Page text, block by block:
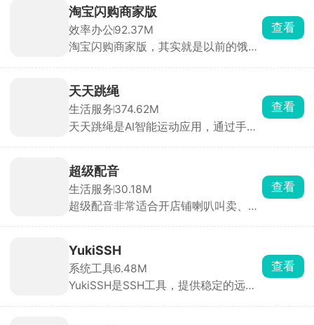
像、名字、性格、背景、开场白都支持
自定义。操作简单，适合解压、倾诉、
玩角色扮演。
淘宝闪购商家版
效率办公92.37M
淘宝闪购商家版，其实就是以前的饿了
板，可以用它打理线上店铺。货品上
架、改价格、改库存、开关门店营业全
都手机随手搞定，也能自己装修线上店
铺页面。平台自带满减、优惠券、特价
的客源，新店经常有免佣金、流量扶持
的福利。
查看
天天跳绳
生活服务374.62M
天天跳绳是AI智能运动应用，通过手机
数及消耗热量，生成数据报告与打卡日
历。还有AR体感游戏，如吃豆人、切水
果、投篮机等，通过肢体动作操控角
色，增加运动趣味性。提供300+官方
布置跳绳、仰卧起坐等体育作业，并查
看学生完成情况，家长可实时监督孩子
运动进度。
查看
超级配音
生活服务30.18M
超级配音非常适合开店铺喇叭叫卖、短
有。新手懒得写稿子也省事，软件里有
各行各业现成模板，服装清仓、水果店
活动、电动车促销、开业活动全都有，
直接改价格、店名就能用。
查看
YukiSSH
系统工具6.48M
YukiSSH是SSH工具，提供稳定的远程
查看